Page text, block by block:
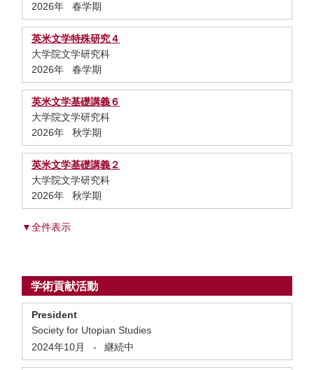
2026年 春学期
英米文学特殊研究４
大学院文学研究科
2026年 春学期
英米文学基礎講義６
大学院文学研究科
2026年 秋学期
英米文学基礎講義２
大学院文学研究科
2026年 秋学期
▼全件表示
学術貢献活動
President
Society for Utopian Studies
2024年10月
- 継続中